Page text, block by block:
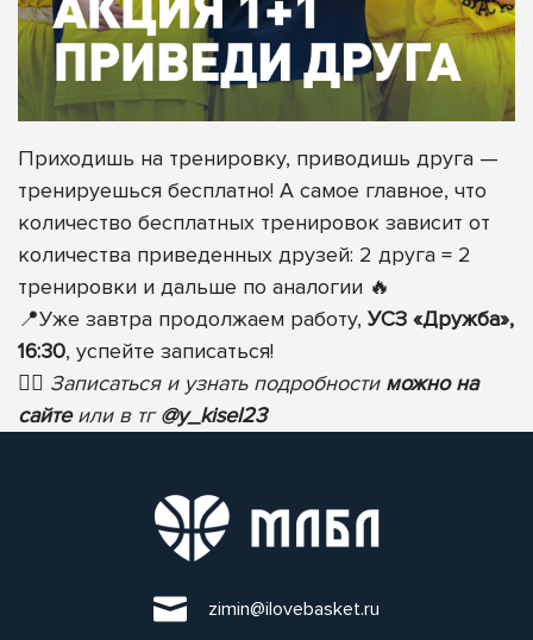
Приходишь на тренировку, приводишь друга —
тренируешься бесплатно! А самое главное, что
количество бесплатных тренировок зависит от
количества приведенных друзей: 2 друга = 2
тренировки и дальше по аналогии 🔥
📍Уже завтра продолжаем работу, УСЗ «Дружба»,
16:30, успейте записаться!
✍🏻 Записаться и узнать подробности можно на
сайте или в тг@y_kisel23
zimin@ilovebasket.ru